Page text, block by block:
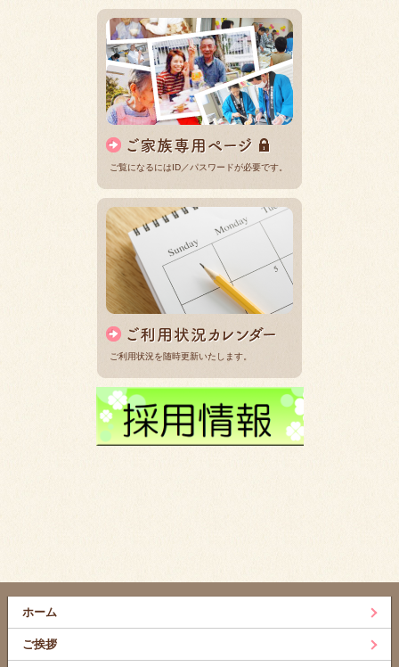
ご覧になるにはID／パスワードが必要です。
ご利用状況を随時更新いたします。
ホーム
ご挨拶